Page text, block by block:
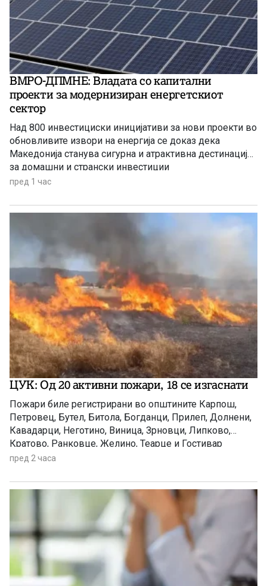
ВМРО-ДПМНЕ: Владата со капитални
проекти за модернизиран енергетскиот
сектор
Над 800 инвестициски иницијативи за нови проекти во
обновливите извори на енергија се доказ дека
Македонија станува сигурна и атрактивна дестинација
за домашни и странски инвестиции
пред 1 час
ЦУК: Од 20 активни пожари, 18 се изгаснати
Пожари биле регистрирани во општините Карпош,
Петровец, Бутел, Битола, Богданци, Прилеп, Долнени,
Кавадарци, Неготино, Виница, Зрновци, Липково,
Кратово, Ранковце, Желино, Теарце и Гостивар
пред 2 часа